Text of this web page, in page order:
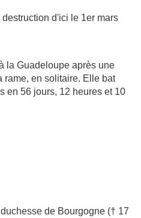
d'ici le 1er mars
la Guadeloupe après une
rame, en solitaire. Elle bat
en 56 jours, 12 heures et 10
de Bourgogne († 17